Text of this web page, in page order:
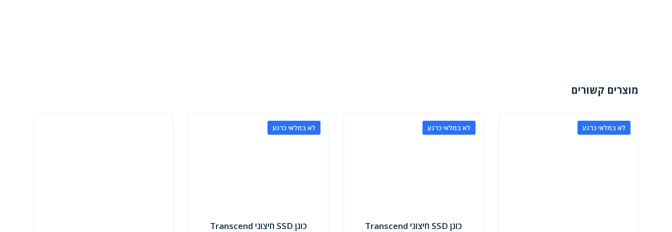
מוצרים קשורים
לא במלאי כרגע לא במלאי כרגע
כונן SSD חיצוני Transcend
לא במלאי כרגע
כונן SSD חיצוני Transcend